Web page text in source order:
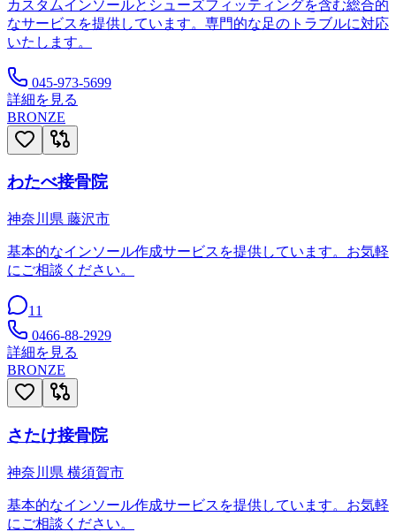
カスタムインソールとシューズフィッティングを含む総合的
なサービスを提供しています。専門的な足のトラブルに対応
いたします。
045-973-5699
詳細を見る
BRONZE
わたべ接骨院
神奈川県 藤沢市
基本的なインソール作成サービスを提供しています。お気軽
にご相談ください。
11
0466-88-2929
詳細を見る
BRONZE
さたけ接骨院
神奈川県 横須賀市
基本的なインソール作成サービスを提供しています。お気軽
にご相談ください。